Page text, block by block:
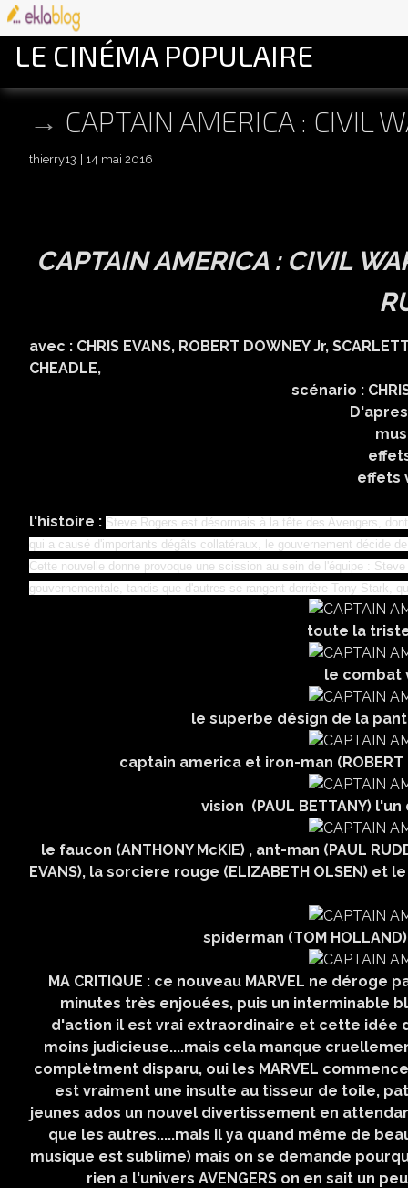
LE CINÉMA POPULAIRE
CAPTAIN AMERICA : CIVIL
thierry13 14 mai 2016
CAPTAIN AMERICA : CIVIL
avec : CHRIS EVANS, ROBERT DOWNEY Jr,
CHEADLE,
scénario : CHRISTOPHER
D'apres CIVIL WAR de
musique : HENRY
effets spéciaux :
effets visuels : JEN
l'histoire : Steve Rogers est désormais à la tête des Avengers,
qui a causé d'importants dégâts collatéraux, le gouvernement décide
Cette nouvelle donne provoque une scission au sein de l'équipe :
gouvernementale, tandis que d'autres se rangent derrière Tony Stark,
toute la
le combat
le superbe désign de la
captain america et iron-man
vision (PAUL BETTANY)
le faucon (ANTHONY McKIE) , ant-man (PAUL
EVANS), la sorciere rouge (ELIZABETH OLSEN)
spiderman (TOM
MA CRITIQUE : ce nouveau MARVEL ne
minutes très enjouées, puis un interminable
d'action il est vrai extraordinaire et cette
moins judicieuse....mais cela manque
complètment disparu, oui les MARVEL
est vraiment une insulte au tisseur de toile,
jeunes ados un nouvel divertissement en
que les autres.....mais il ya quand même de
musique est sublime) mais on se demande
rien a l'univers AVENGERS on en sait un